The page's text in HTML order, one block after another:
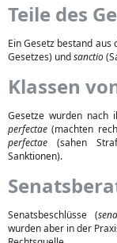
Teile des
Ein Gesetz bestand aus
Gesetzes) undsanctio
Klassen
Gesetze wurden nach
perfectae (machten
perfectae (sahen
Sanktionen).
Senatsbeschlüsse (
wurden aber in der